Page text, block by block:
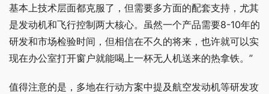
基本上技术层面都克服了，但需要多方面的配套支持，尤其
是发动机和飞行控制两大核心。虽然一个产品需要8-10年的
研发和市场检验时间，但相信在不久的将来，也许就可以实
现在办公室打开窗户就能喝上一杯无人机送来的热拿铁。”
值得注意的是，多地在行动方案中提及航空发动机等研发攻